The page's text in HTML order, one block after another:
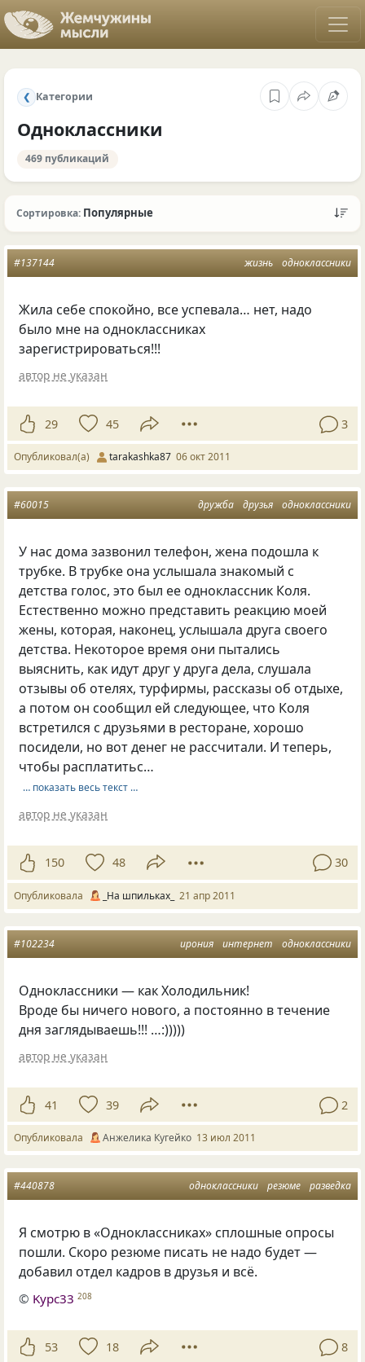
❮ Категории
Одноклассники
469 публикаций
Сортировка: Популярные
жизнь одноклассники
#137144
Жила себе спокойно, все успевала… нет, надо
было мне на одноклассниках
зарегистрироваться!!!
автор не указан
29 45 3
Опубликовал(а) tarakashka87 06 окт 2011
дружба друзья одноклассники
#60015
У нас дома зазвонил телефон, жена подошла к
трубке. В трубке она услышала знакомый с
детства голос, это был ее одноклассник Коля.
Естественно можно представить реакцию моей
жены, которая, наконец, услышала друга своего
детства. Некоторое время они пытались
выяснить, как идут друг у друга дела, слушала
отзывы об отелях, турфирмы, рассказы об отдыхе,
а потом он сообщил ей следующее, что Коля
встретился с друзьями в ресторане, хорошо
посидели, но вот денег не рассчитали. И теперь,
чтобы расплатитьс…
… показать весь текст …
автор не указан
150 48 30
Опубликовала _На шпильках_ 21 апр 2011
ирония интернет одноклассники
#102234
Одноклассники — как Холодильник!
Вроде бы ничего нового, а постоянно в течение
дня заглядываешь!!! …:)))))
автор не указан
41 39 2
Опубликовала Анжелика Кугейко 13 июл 2011
одноклассники резюме разведка
#440878
Я смотрю в «Одноклассниках» сплошные опросы
пошли. Скоро резюме писать не надо будет —
добавил отдел кадров в друзья и всё.
© Kypc33 208
53 18 8